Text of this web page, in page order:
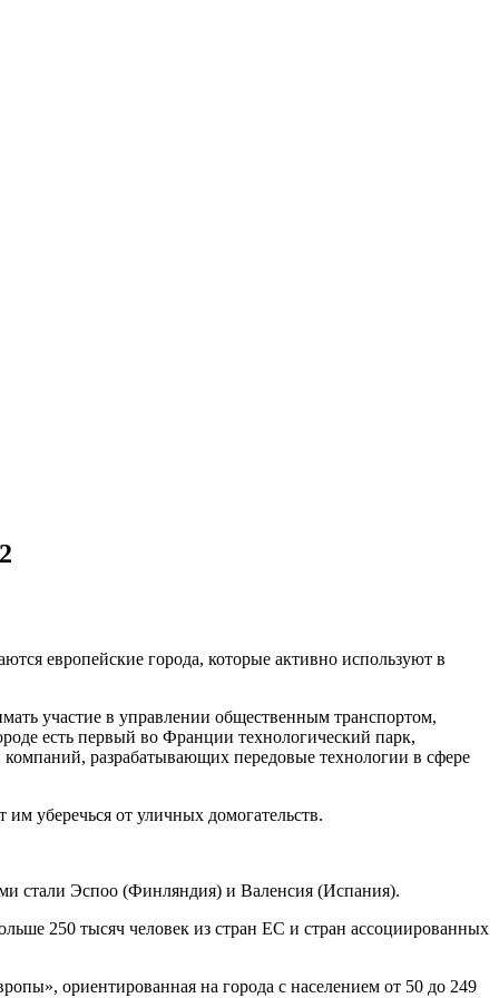
европейские города, которые активно используют в
участие в управлении общественным транспортом,
есть первый во Франции технологический парк,
разрабатывающих передовые технологии в сфере
уберечься от уличных домогательств.
стали Эспоо (Финляндия) и Валенсия (Испания).
250 тысяч человек из стран ЕС и стран ассоциированных
ориентированная на города с населением от 50 до 249